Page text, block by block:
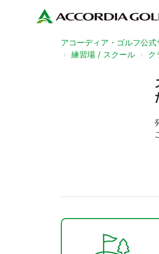
アコーディア・ゴルフ公
練習場 / スクール
ク